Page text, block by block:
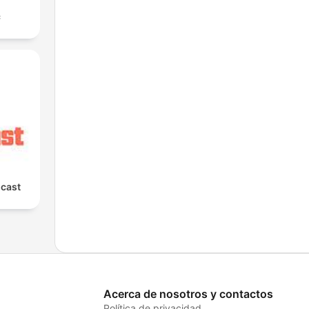
Acerca de nosotros y contactos